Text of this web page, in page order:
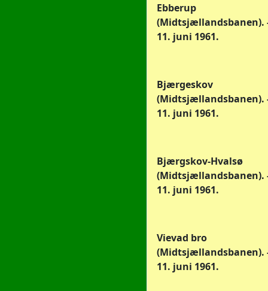
Ebberup
(Midtsjællandsbanen).
11. juni 1961.
Bjærgeskov
(Midtsjællandsbanen).
11. juni 1961.
Bjærgskov-Hvalsø
(Midtsjællandsbanen).
11. juni 1961.
Vievad bro
(Midtsjællandsbanen).
11. juni 1961.